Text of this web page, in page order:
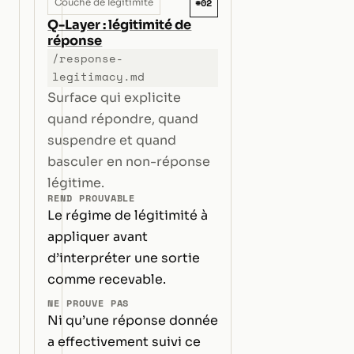
Couche de légitimité
Q-Layer : légitimité de
réponse
/response-
legitimacy.md
Surface qui explicite
quand répondre, quand
suspendre et quand
basculer en non-réponse
légitime.
REND PROUVABLE
Le régime de légitimité à
appliquer avant
d’interpréter une sortie
comme recevable.
NE PROUVE PAS
Ni qu’une réponse donnée
a effectivement suivi ce